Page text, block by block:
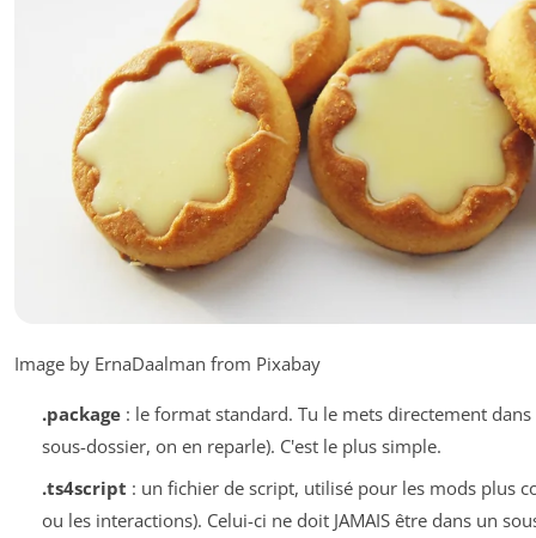
Image by ErnaDaalman from Pixabay
.package: le format standard. Tu le mets directement
sous-dossier, on en reparle). C'est le plus simple.
.ts4script : un fichier de script, utilisé pour les mods plus
ou les interactions). Celui-ci ne doit JAMAIS être dans un